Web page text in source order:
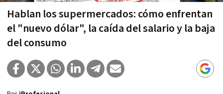
Hablan los supermercados: cómo enfrentan
el "nuevo dólar", la caí­da del salario y la baja
del consumo